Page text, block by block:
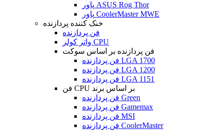
پاور ASUS Rog Thor
پاور CoolerMaster MWE
خنک کننده پردازنده
فن پردازنده
واتر کولر CPU
فن پردازنده بر اساس سوکت
فن پردازنده LGA 1700
فن پردازنده LGA 1200
فن پردازنده LGA 1151
فن CPU بر اساس برند
فن پردازنده Green
فن پردازنده Gamemax
فن پردازنده MSI
فن پردازنده CoolerMaster